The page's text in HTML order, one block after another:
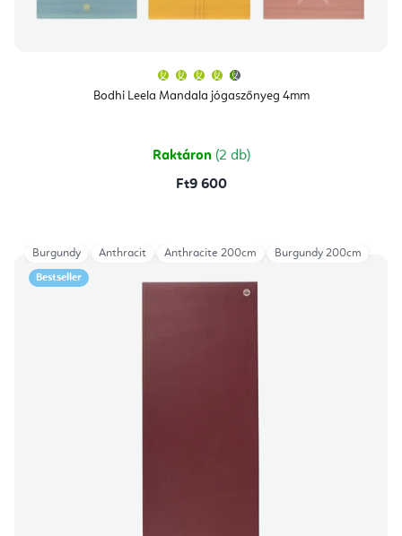
Bodhi Leela Mandala jógaszőnyeg 4mm
átlagos
értékelése
csillag.
Raktáron (2 db)
Ft9 600
Bestseller
Burgundy Anthracit Anthracite 200cm Burgundy 200cm